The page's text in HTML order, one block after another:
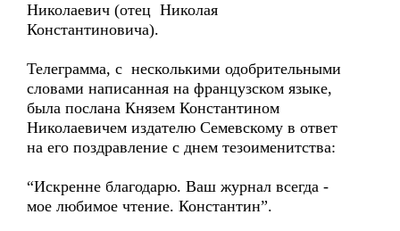
Николаевич (отец Николая
Константиновича).
Телеграмма, с несколькими одобрительными
словами написанная на французском языке,
была послана Князем Константином
Николаевичем издателю Семевскому в ответ
на его поздравление с днем тезоименитства:
“Искренне благодарю. Ваш журнал всегда -
мое любимое чтение. Константин”.